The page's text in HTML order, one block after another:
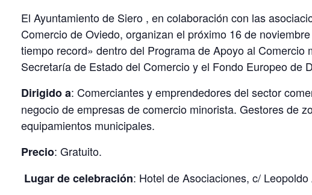
El Ayuntamiento de Siero , en colaboración con las
Comercio de Oviedo, organizan el próximo 16 de
tiempo record» dentro del Programa de Apoyo al Comercio
Secretaría de Estado del Comercio y el Fondo Europeo de
Dirigido a: Comerciantes y emprendedores del sector
negocio de empresas de comercio minorista. Gestores de
equipamientos municipales.
Precio: Gratuito.
Lugar de celebración: Hotel de Asociaciones, c/